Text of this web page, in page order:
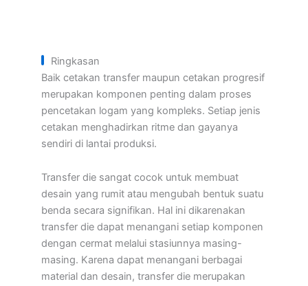
Ringkasan
Baik cetakan transfer maupun cetakan progresif
merupakan komponen penting dalam proses
pencetakan logam yang kompleks. Setiap jenis
cetakan menghadirkan ritme dan gayanya
sendiri di lantai produksi.
Transfer die sangat cocok untuk membuat
desain yang rumit atau mengubah bentuk suatu
benda secara signifikan. Hal ini dikarenakan
transfer die dapat menangani setiap komponen
dengan cermat melalui stasiunnya masing-
masing. Karena dapat menangani berbagai
material dan desain, transfer die merupakan